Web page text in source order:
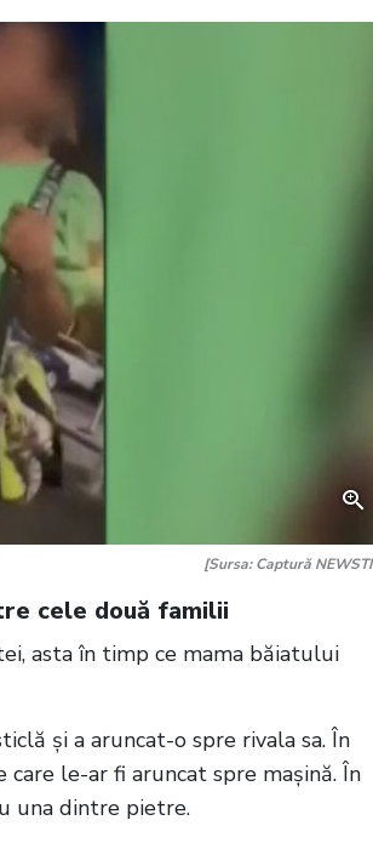
[Sursa: Captură
cele două familii
asta în timp ce mama băiatului
și a aruncat-o spre rivala sa. În
le-ar fi aruncat spre mașină. În
una dintre pietre.